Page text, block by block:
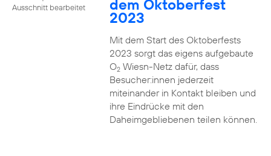
Ausschnitt bearbeitet
dem Oktoberfest
2023
Mit dem Start des Oktoberfests
2023 sorgt das eigens aufgebaute
O2Wiesn-Netz dafür, dass
Besucher:innen jederzeit
miteinander in Kontakt bleiben und
ihre Eindrücke mit den
Daheimgebliebenen teilen können.